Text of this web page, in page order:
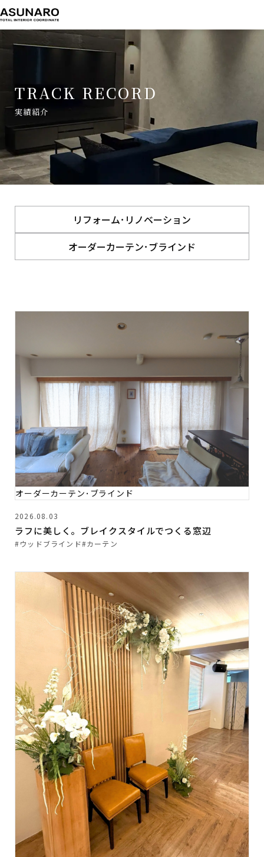
TRACK RECORD
実績紹介
TOP 実績紹介
リフォーム･リノベーション
オーダーカーテン･ブラインド
オーダーカーテン･ブラインド
2026.08.03
ラフに美しく。ブレイクスタイルでつくる窓辺
#ウッドブラインド#カーテン